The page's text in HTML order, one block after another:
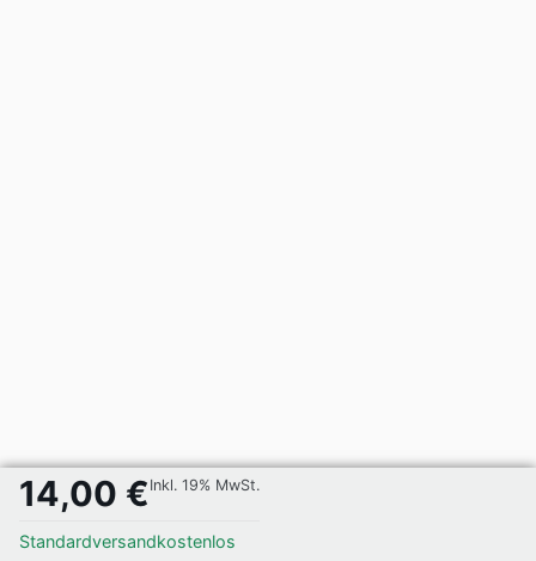
14,00 € Inkl. 19% MwSt.
Standardversandkostenlos